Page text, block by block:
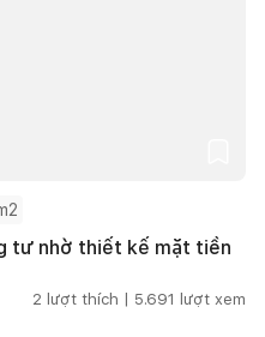
tư nhờ thiết kế mặt tiền
2 lượt thích | 5.691 lượt xem